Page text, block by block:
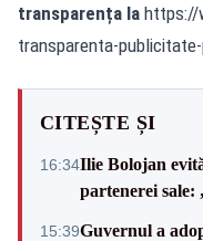
transparența la https://
transparenta-
CITEȘTE ȘI
16:34Ilie Bolojan
partenerei sale:
15:39Guvernul a